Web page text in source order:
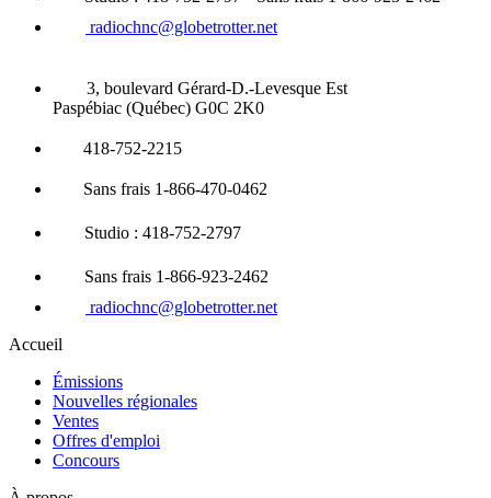
radiochnc@globetrotter.net
3, boulevard Gérard-D.-Levesque Est
Paspébiac (Québec) G0C 2K0
418-752-2215
Sans frais 1-866-470-0462
Studio : 418-752-2797
Sans frais 1-866-923-2462
radiochnc@globetrotter.net
Accueil
Émissions
Nouvelles régionales
Ventes
Offres d'emploi
Concours